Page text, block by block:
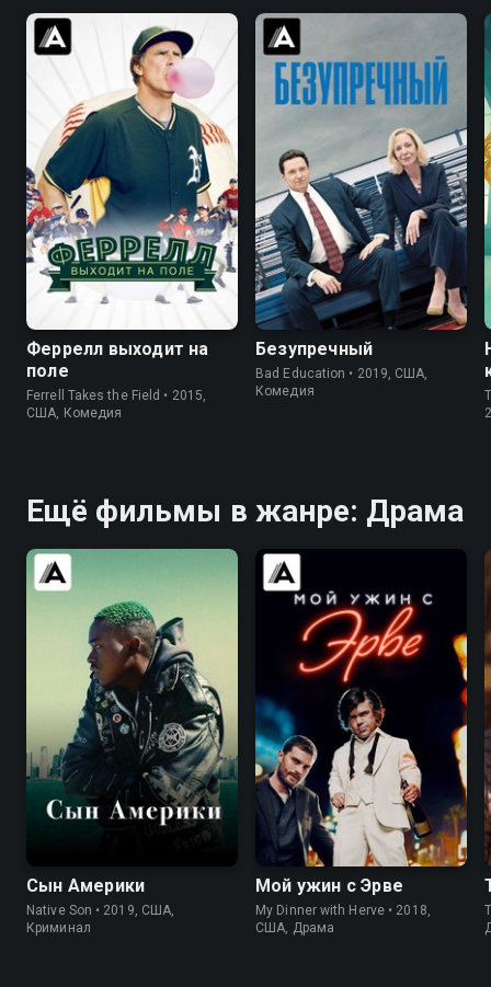
6.2 5.8
Феррелл выходит на
поле
Ferrell Takes the Field • 2015,
США, Комедия
6.7 7.1
Безупречный
Bad Education • 2019, США,
Комедия
Ещё фильмы в жанре: Драма
5.9 5.7
Сын Америки
Native Son • 2019, США,
Криминал
6.9 6.9
Мой ужин с Эрве
My Dinner with Herve • 2018,
США, Драма